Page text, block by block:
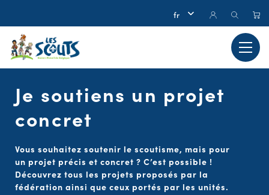
Je soutiens un projet
concret
Vous souhaitez soutenir le scoutisme, mais pour
un projet précis et concret ? C’est possible !
Découvrez tous les projets proposés par la
fédération ainsi que ceux portés par les unités.